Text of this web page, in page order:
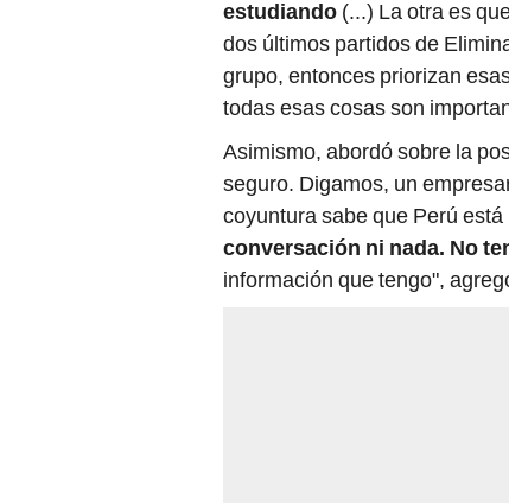
estudiando (...) La otra es
dos últimos partidos de
grupo, entonces priorizan
todas esas cosas son
Asimismo, abordó sobre la
seguro. Digamos, un
coyuntura sabe que Perú
conversación ni nada. No
información que tengo",